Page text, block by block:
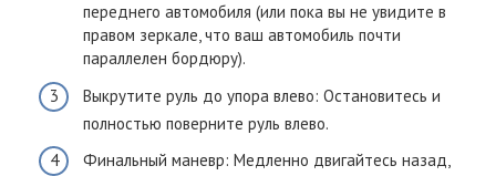
переднего автомобиля (или пока вы не увидите в
правом зеркале, что ваш автомобиль почти
параллелен бордюру).
Выкрутите руль до упора влево: Остановитесь и
полностью поверните руль влево.
Финальный маневр: Медленно двигайтесь назад,